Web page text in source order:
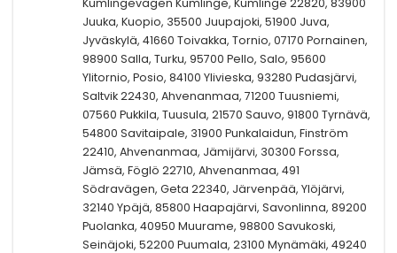
Juuka, Kuopio, 35500 Juupajoki, 51900 Juva,
Jyväskylä, 41660 Toivakka, Tornio, 07170 Pornainen,
98900 Salla, Turku, 95700 Pello, Salo, 95600
Ylitornio, Posio, 84100 Ylivieska, 93280 Pudasjärvi,
Saltvik 22430, Ahvenanmaa, 71200 Tuusniemi,
07560 Pukkila, Tuusula, 21570 Sauvo, 91800 Tyrnävä,
54800 Savitaipale, 31900 Punkalaidun, Finström
22410, Ahvenanmaa, Jämijärvi, 30300 Forssa,
Jämsä, Föglö 22710, Ahvenanmaa, 491
Södravägen, Geta 22340, Järvenpää, Ylöjärvi,
32140 Ypäjä, 85800 Haapajärvi, Savonlinna, 89200
Puolanka, 40950 Muurame, 98800 Savukoski,
Seinäjoki, 52200 Puumala, 23100 Mynämäki, 49240